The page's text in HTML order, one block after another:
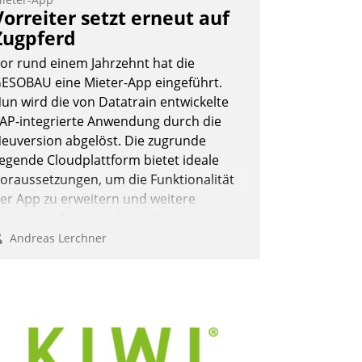
fürs Quartier.
zeigte Datatrain, was es
zu bieten hat.
Nadja Hußmann
setzt erneut auf
rund einem Jahrzehnt hat die
eine Mieter-App eingeführt.
wird die von Datatrain entwickelte
integrierte Anwendung durch die
abgelöst. Die zugrunde
Cloudplattform bietet ideale
um die Funktionalität
App zu erweitern und weitere
SAP zu integrieren.
Andreas Lerchner